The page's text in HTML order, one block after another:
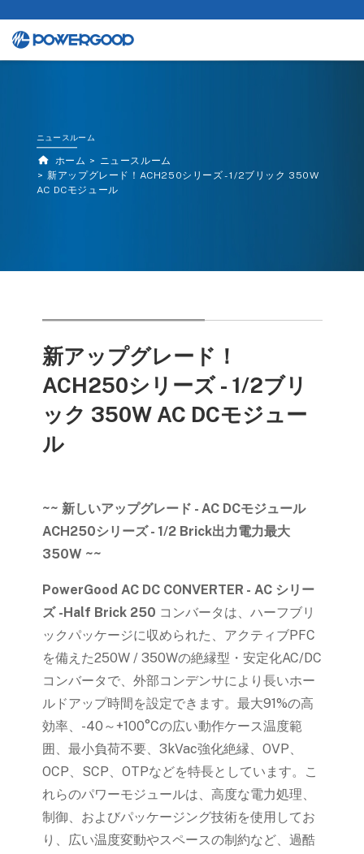
ニュースルーム
ホーム
ニュースルーム
新アップグレード！ACH250シリーズ - 1/2ブリック 350W
AC DCモジュール
新アップグレード！
ACH250シリーズ - 1/2ブリ
ック 350W AC DCモジュー
ル
~~ 新しいアップグレード - AC DCモジュール
ACH250シリーズ - 1/2 Brick出力電力最大
350W ~~
PowerGood AC DC CONVERTER - AC シリー
ズ - Half Brick​ 250 コンバータは、ハーフブリ
ックパッケージに収められた、アクティブPFC
を備えた250W / 350Wの絶縁型・安定化AC/DC
コンバータで、外部コンデンサにより長いホー
ルドアップ時間を設定できます。最大91%の高
効率、-40～+100°Cの広い動作ケース温度範
囲、最小負荷不要、3kVac強化絶縁、OVP、
OCP、SCP、OTPなどを特長としています。こ
れらのパワーモジュールは、高度な電力処理、
制御、およびパッケージング技術を使用してお
り、広い温度変動やスペースの制約など、過酷